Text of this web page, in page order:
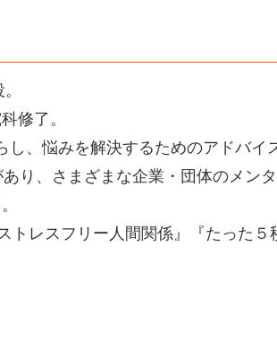
修了。
、悩みを解決するためのアドバイ
り、さまざまな企業・団体のメン
トレスフリー人間関係』『たった５